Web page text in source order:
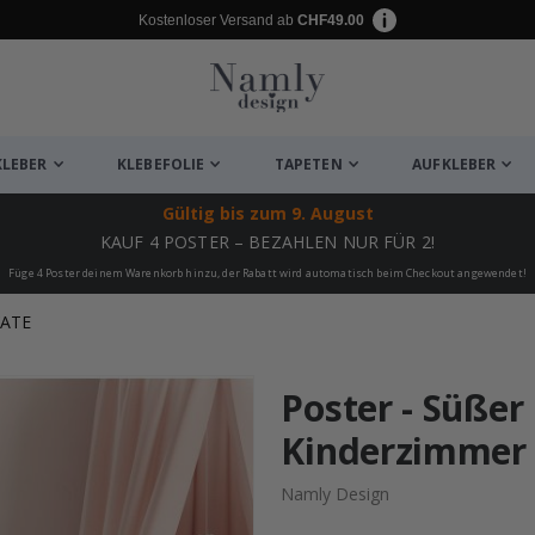
Kostenloser Versand ab CHF49.00
KLEBEFOLIE TAPETEN AUFKLEBER
Gültig bis zum 9. August
KAUF 4 POSTER – BEZAHLEN NUR FÜR 2!
Füge 4 Poster deinem Warenkorb hinzu, der Rabatt wird automatisch beim Checkout angewendet!
Poster -
Kinderzimmer
Namly Design